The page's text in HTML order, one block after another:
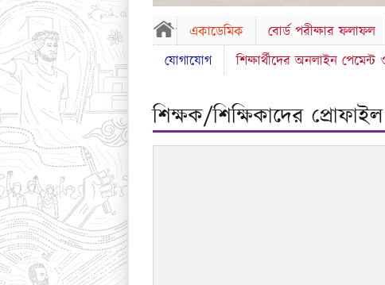
একাডেমিক বোর্ড পরীক্ষার ফলাফল
যোগাযোগ
শিক্ষার্থীদের অনলাইন
শিক্ষক/শিক্ষিকাদের প্রোফাইল